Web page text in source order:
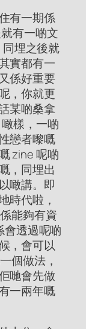
有一期係
有一啲文
埋之後就
實都有一
係好重要
，你就更
某啲桑拿
樣，一啲
戀者嚟嘅
zine 呢啲
，同埋出
噉講。即
時代啦，
能夠有資
會透過呢啲
，會可以
個做法，
哋會先做
一兩年嘅